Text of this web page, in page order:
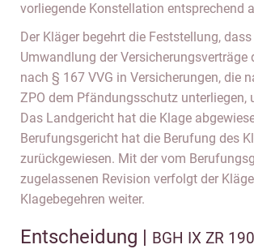
vorliegende Konstellation entsprechend
Der Kläger begehrt die Feststellung,
Umwandlung der Versicherungsverträge
nach § 167 VVG in Versicherungen, die
ZPO dem Pfändungsschutz unterliegen,
Das Landgericht hat die Klage
Berufungsgericht hat die Berufung des
zurückgewiesen. Mit der vom
zugelassenen Revision verfolgt der
Klagebegehren weiter.
Entscheidung | BGH IX ZR